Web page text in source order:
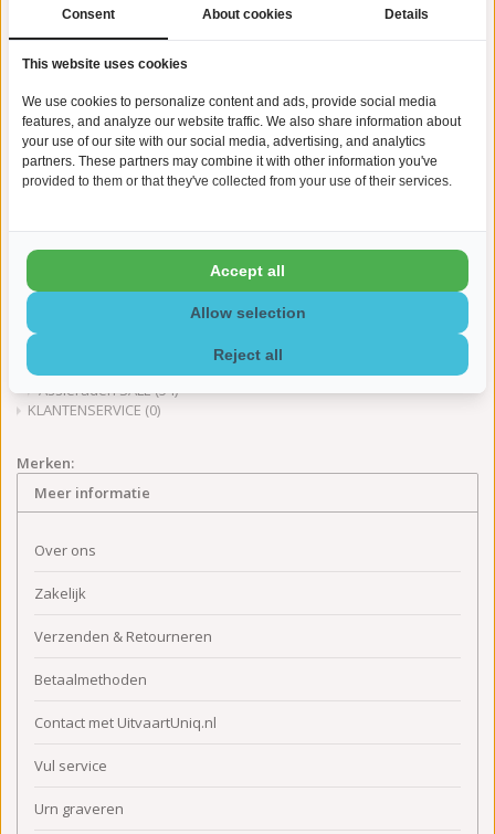
Ashanger RVS
Asring zilver (12)
Asring goud
Vingerafdruk sieraad zilver(92)
Vingerafdruk sieraad goud(14)
Asketting zilver(10)
Thema(0)
Dieren assieraden(27)
Teardrop assieraden(4)
Bloemen assieraden(13)
Asbus assieraden(39)
(12)
Assieraden SALE(54)
KLANTENSERVICE (0)
Merken:
Meer informatie
Over ons
Zakelijk
Verzenden & Retourneren
Betaalmethoden
Contact met UitvaartUniq.nl
Vul service
Urn graveren
Consent About cookies Details
This website uses cookies
We use cookies to personalize content and ads, provide social media
features, and analyze our website traffic. We also share information about
your use of our site with our social media, advertising, and analytics
partners. These partners may combine it with other information you've
provided to them or that they've collected from your use of their services.
Reject all
Allow selection
Accept all